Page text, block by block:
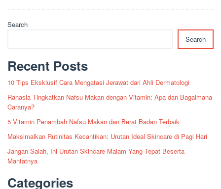
Search
Search
Recent Posts
10 Tips Eksklusif Cara Mengatasi Jerawat dari Ahli Dermatologi
Rahasia Tingkatkan Nafsu Makan dengan Vitamin: Apa dan Bagaimana
Caranya?
5 Vitamin Penambah Nafsu Makan dan Berat Badan Terbaik
Maksimalkan Rutinitas Kecantikan: Urutan Ideal Skincare di Pagi Hari
Jangan Salah, Ini Urutan Skincare Malam Yang Tepat Beserta
Manfatnya
Categories